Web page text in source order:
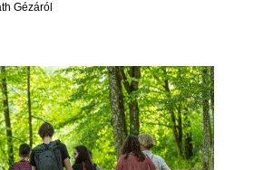
Gézáról